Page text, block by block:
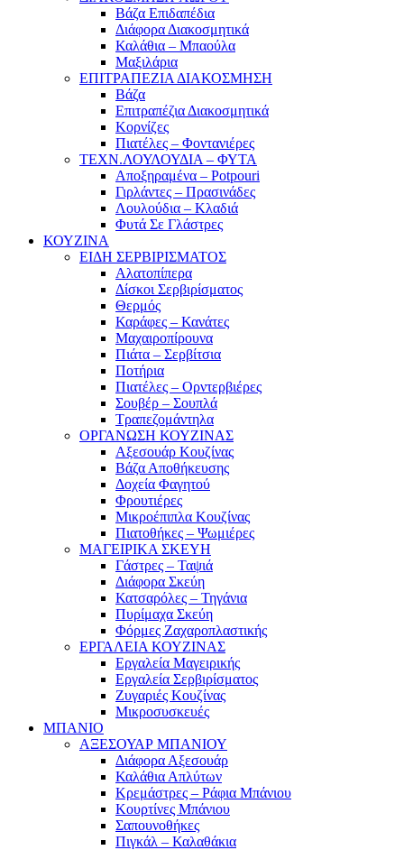
Βάζα Επιδαπέδια
Διάφορα Διακοσμητικά
Καλάθια – Μπαούλα
Μαξιλάρια
ΕΠΙΤΡΑΠΕΖΙΑ ΔΙΑΚΟΣΜΗΣΗ
Βάζα
Επιτραπέζια Διακοσμητικά
Κορνίζες
Πιατέλες – Φοντανιέρες
ΤΕΧΝ.ΛΟΥΛΟΥΔΙΑ – ΦΥΤΑ
Αποξηραμένα – Potpouri
Γιρλάντες – Πρασινάδες
Λουλούδια – Κλαδιά
Φυτά Σε Γλάστρες
ΚΟΥΖΙΝΑ
ΕΙΔΗ ΣΕΡΒΙΡΙΣΜΑΤΟΣ
Αλατοπίπερα
Δίσκοι Σερβιρίσματος
Θερμός
Καράφες – Κανάτες
Μαχαιροπίρουνα
Πιάτα – Σερβίτσια
Ποτήρια
Πιατέλες – Ορντερβιέρες
Σουβέρ – Σουπλά
Τραπεζομάντηλα
ΟΡΓΑΝΩΣΗ ΚΟΥΖΙΝΑΣ
Αξεσουάρ Κουζίνας
Βάζα Αποθήκευσης
Δοχεία Φαγητού
Φρουτιέρες
Μικροέπιπλα Κουζίνας
Πιατοθήκες – Ψωμιέρες
ΜΑΓΕΙΡΙΚΑ ΣΚΕΥΗ
Γάστρες – Ταψιά
Διάφορα Σκεύη
Κατσαρόλες – Τηγάνια
Πυρίμαχα Σκεύη
Φόρμες Ζαχαροπλαστικής
ΕΡΓΑΛΕΙΑ ΚΟΥΖΙΝΑΣ
Εργαλεία Μαγειρικής
Εργαλεία Σερβιρίσματος
Ζυγαριές Κουζίνας
Μικροσυσκευές
ΜΠΑΝΙΟ
ΑΞΕΣΟΥΑΡ ΜΠΑΝΙΟΥ
Διάφορα Αξεσουάρ
Καλάθια Απλύτων
Κρεμάστρες – Ράφια Μπάνιου
Κουρτίνες Μπάνιου
Σαπουνοθήκες
Πιγκάλ – Καλαθάκια